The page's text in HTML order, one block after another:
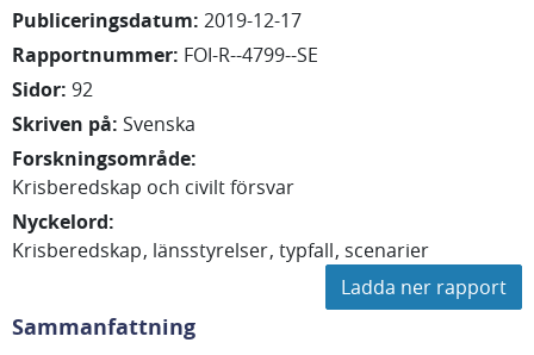
Publiceringsdatum: 2019-12-17
Rapportnummer: FOI-R--4799--SE
Sidor: 92
Skriven på: Svenska
Forskningsområde:
Krisberedskap och civilt försvar
Nyckelord:
Krisberedskap länsstyrelser typfall scenarier
Ladda ner rapport
Sammanfattning